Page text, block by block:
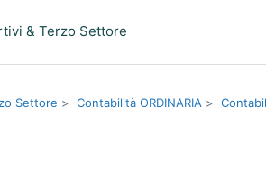
& Terzo Settore
Settore Contabilità ORDINARIA